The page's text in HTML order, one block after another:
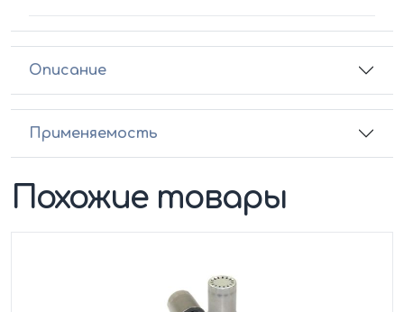
Описание
Применяемость
Похожие товары